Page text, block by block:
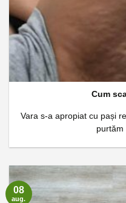
Cum
Vara s-a apropiat cu pași
purtăm
08
aug.